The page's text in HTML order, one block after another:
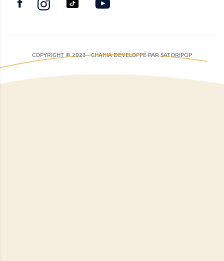
COPYRIGHT © 2023 - CHAHIA DÉVELOPPÉ PAR SATORIPOP